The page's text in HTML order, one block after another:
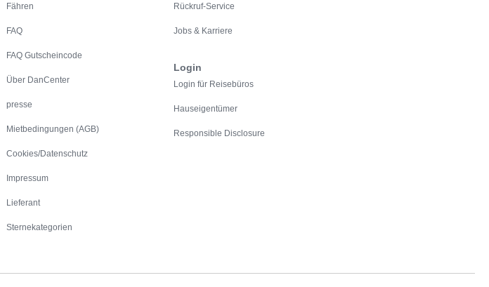
Fähren
FAQ
FAQ Gutscheincode
Über DanCenter
presse
Mietbedingungen (AGB)
Cookies/Datenschutz
Impressum
Lieferant
Sternekategorien
Rückruf-Service
Jobs & Karriere
Login
Login für Reisebüros
Hauseigentümer
Responsible Disclosure